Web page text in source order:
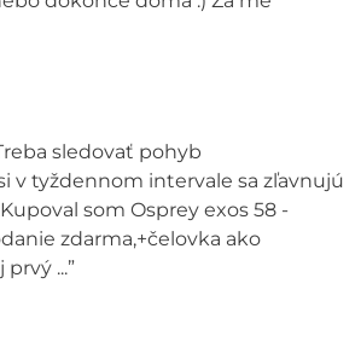
sledovať pohyb
v tyždennom intervale sa zľavnujú
som Osprey exos 58 -
zdarma,+čelovka ako
...”